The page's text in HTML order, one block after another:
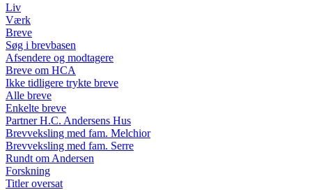
Liv
Værk
Breve
Søg i brevbasen
Afsendere og modtagere
Breve om HCA
Ikke tidligere trykte breve
Alle breve
Enkelte breve
Partner H.C. Andersens Hus
Brevveksling med fam. Melchior
Brevveksling med fam. Serre
Rundt om Andersen
Forskning
Titler oversat